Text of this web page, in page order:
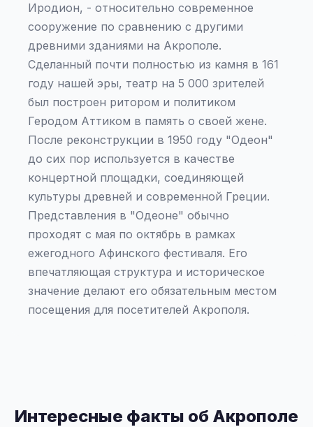
Иродион, - относительно современное
сооружение по сравнению с другими
древними зданиями на Акрополе.
Сделанный почти полностью из камня в 161
году нашей эры, театр на 5 000 зрителей
был построен ритором и политиком
Геродом Аттиком в память о своей жене.
После реконструкции в 1950 году "Одеон"
до сих пор используется в качестве
концертной площадки, соединяющей
культуры древней и современной Греции.
Представления в "Одеоне" обычно
проходят с мая по октябрь в рамках
ежегодного Афинского фестиваля. Его
впечатляющая структура и историческое
значение делают его обязательным местом
посещения для посетителей Акрополя.
Интересные факты об Акрополе